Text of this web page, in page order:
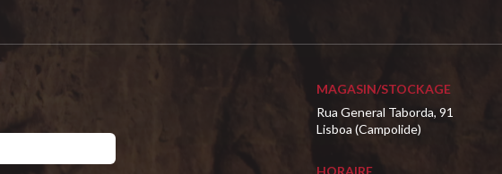
MAGASIN/STOCKAGE
Rua General Taborda, 91
Lisboa (Campolide)
HORAIRE